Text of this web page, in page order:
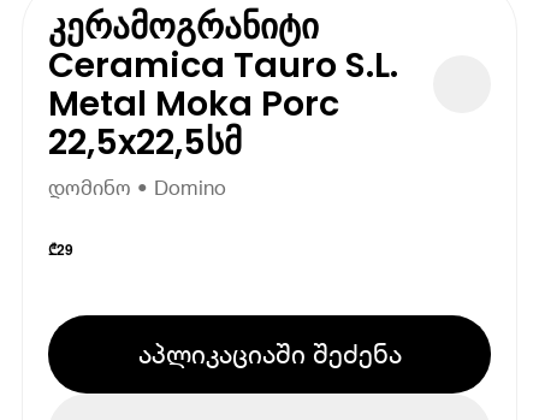
კერამოგრანიტი
Ceramica Tauro S.L.
Metal Moka Porc
22,5x22,5სმ
დომინო • Domino
₾29
აპლიკაციაში შეძენა